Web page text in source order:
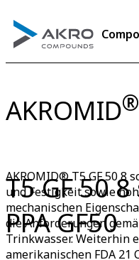
AKROMID®
T5 GF 50
PPA GF50
AKROMID® T5 GF 50 8
und Festigkeit sowie
mechanischen
die Anforderungen
Trinkwasser. Weiterhin
amerikanischen FDA 21